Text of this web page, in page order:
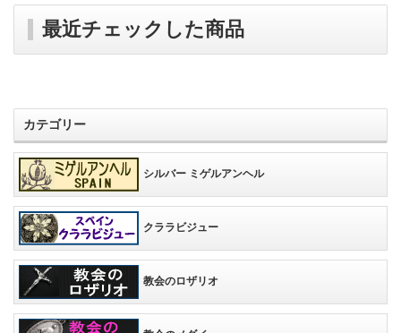
最近チェックした商品
カテゴリー
シルバー ミゲルアンヘル
クララビジュー
教会のロザリオ